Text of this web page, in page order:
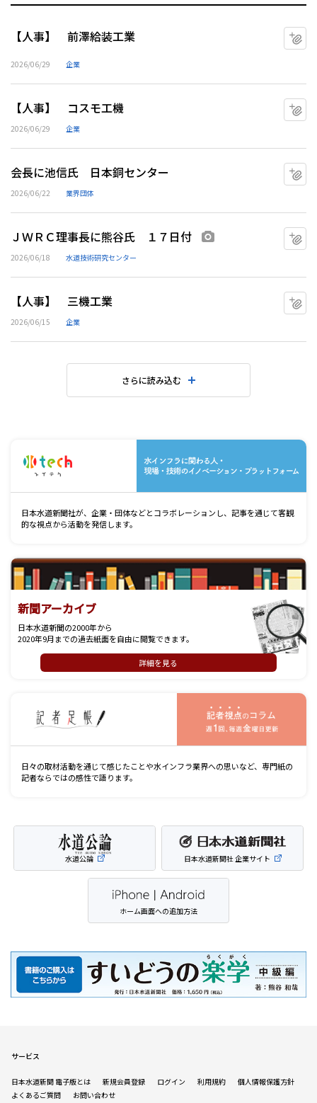
【人事】 前澤給装工業
2026/06/29 企業
【人事】 コスモ工機
2026/06/29 企業
会長に池信氏 日本銅センター
2026/06/22 業界団体
ＪＷＲＣ理事長に熊谷氏 １７日付
2026/06/18 水道技術研究センター
【人事】 三機工業
2026/06/15 企業
さらに読み込む
日本水道新聞社が、企業・団体などとコラボレーションし、記事を通じて客観
的な視点から活動を発信します。
新聞アーカイブ
日本水道新聞の2000年から
2020年9月までの過去紙面を自由に閲覧できます。
詳細を見る
日々の取材活動を通じて感じたことや水インフラ業界への思いなど、専門紙の
記者ならではの感性で語ります。
水道公論 日本水道新聞社 企業サイト
ホーム画面への追加方法
サービス
日本水道新聞 電子版とは 新規会員登録 ログイン 利用規約
個人情報保護方針
よくあるご質問
お問い合わせ